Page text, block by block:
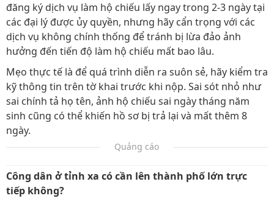
đăng ký dịch vụ làm hộ chiếu lấy ngay trong 2-3 ngày tại
các đại lý được ủy quyền, nhưng hãy cẩn trọng với các
dịch vụ không chính thống để tránh bị lừa đảo ảnh
hưởng đến tiến độ làm hộ chiếu mất bao lâu.
Mẹo thực tế là để quá trình diễn ra suôn sẻ, hãy kiểm tra
kỹ thông tin trên tờ khai trước khi nộp. Sai sót nhỏ như
sai chính tả họ tên, ảnh hộ chiếu sai ngày tháng năm
sinh cũng có thể khiến hồ sơ bị trả lại và mất thêm 8
ngày.
Quảng cáo
Công dân ở tỉnh xa có cần lên thành phố lớn trực
tiếp không?